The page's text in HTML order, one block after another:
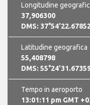
Longitudine geografica
37,906300
DMS:
Latitudine geografica
55,408798
DMS:
Tempo in aeroporto